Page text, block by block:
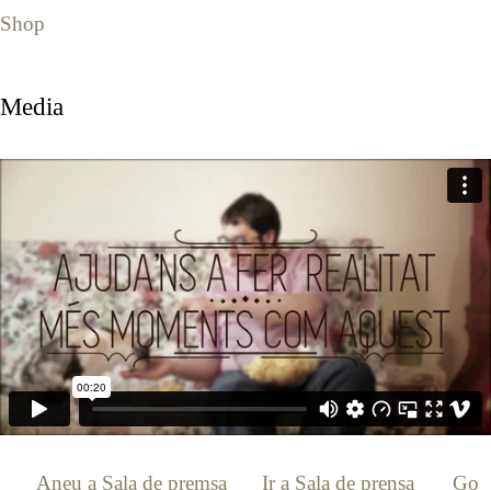
Shop
Media
Aneu a Sala de premsa Ir a Sala de prensa Go